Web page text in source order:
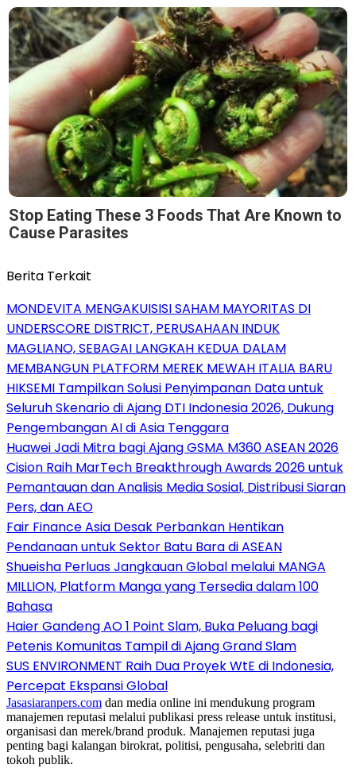
Stop Eating These 3 Foods That Are Known to
Cause Parasites
Berita Terkait
MONDEVITA MENGAKUISISI SAHAM MAYORITAS DI
UNDERSCORE DISTRICT, PERUSAHAAN INDUK
MAGLIANO, SEBAGAI LANGKAH KEDUA DALAM
MEMBANGUN PLATFORM MEREK MEWAH ITALIA BARU
HIKSEMI Tampilkan Solusi Penyimpanan Data untuk
Seluruh Skenario di Ajang DTI Indonesia 2026, Dukung
Pengembangan AI di Asia Tenggara
Huawei Jadi Mitra bagi Ajang GSMA M360 ASEAN 2026
Cision Raih MarTech Breakthrough Awards 2026 untuk
Pemantauan dan Analisis Media Sosial, Distribusi Siaran
Pers, dan AEO
Fair Finance Asia Desak Perbankan Hentikan
Pendanaan untuk Sektor Batu Bara di ASEAN
Shueisha Perluas Jangkauan Global melalui MANGA
MILLION, Platform Manga yang Tersedia dalam 100
Bahasa
Haier Gandeng AO 1 Point Slam, Buka Peluang bagi
Petenis Komunitas Tampil di Ajang Grand Slam
SUS ENVIRONMENT Raih Dua Proyek WtE di Indonesia,
Percepat Ekspansi Global
Jasasiaranpers.com dan media online ini mendukung program
manajemen reputasi melalui publikasi press release untuk institusi,
organisasi dan merek/brand produk. Manajemen reputasi juga
penting bagi kalangan birokrat, politisi, pengusaha, selebriti dan
tokoh publik.